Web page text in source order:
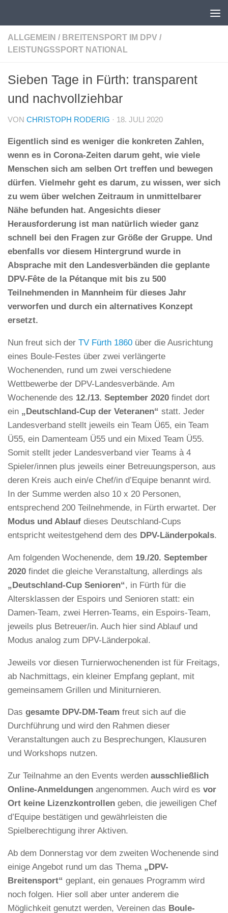
ALLGEMEIN / BREITENSPORT IM DPV /
LEISTUNGSSPORT NATIONAL
Sieben Tage in Fürth: transparent
und nachvollziehbar
VON CHRISTOPH RODERIG · 18. JULI 2020
Eigentlich sind es weniger die konkreten Zahlen,
wenn es in Corona-Zeiten darum geht, wie viele
Menschen sich am selben Ort treffen und bewegen
dürfen. Vielmehr geht es darum, zu wissen, wer sich
zu wem über welchen Zeitraum in unmittelbarer
Nähe befunden hat. Angesichts dieser
Herausforderung ist man natürlich wieder ganz
schnell bei den Fragen zur Größe der Gruppe. Und
ebenfalls vor diesem Hintergrund wurde in
Absprache mit den Landesverbänden die geplante
DPV-Fête de la Pétanque mit bis zu 500
Teilnehmenden in Mannheim für dieses Jahr
verworfen und durch ein alternatives Konzept
ersetzt.
Nun freut sich der TV Fürth 1860 über die Ausrichtung
eines Boule-Festes über zwei verlängerte
Wochenenden, rund um zwei verschiedene
Wettbewerbe der DPV-Landesverbände. Am
Wochenende des 12./13. September 2020 findet dort
ein „Deutschland-Cup der Veteranen“ statt. Jeder
Landesverband stellt jeweils ein Team Ü65, ein Team
Ü55, ein Damenteam Ü55 und ein Mixed Team Ü55.
Somit stellt jeder Landesverband vier Teams à 4
Spieler/innen plus jeweils einer Betreuungsperson, aus
deren Kreis auch ein/e Chef/in d’Equipe benannt wird.
In der Summe werden also 10 x 20 Personen,
entsprechend 200 Teilnehmende, in Fürth erwartet. Der
Modus und Ablauf dieses Deutschland-Cups
entspricht weitestgehend dem des DPV-Länderpokals.
Am folgenden Wochenende, dem 19./20. September
2020 findet die gleiche Veranstaltung, allerdings als
„Deutschland-Cup Senioren“, in Fürth für die
Altersklassen der Espoirs und Senioren statt: ein
Damen-Team, zwei Herren-Teams, ein Espoirs-Team,
jeweils plus Betreuer/in. Auch hier sind Ablauf und
Modus analog zum DPV-Länderpokal.
Jeweils vor diesen Turnierwochenenden ist für Freitags,
ab Nachmittags, ein kleiner Empfang geplant, mit
gemeinsamem Grillen und Miniturnieren.
Das gesamte DPV-DM-Team freut sich auf die
Durchführung und wird den Rahmen dieser
Veranstaltungen auch zu Besprechungen, Klausuren
und Workshops nutzen.
Zur Teilnahme an den Events werden ausschließlich
Online-Anmeldungen angenommen. Auch wird es vor
Ort keine Lizenzkontrollen geben, die jeweiligen Chef
d’Equipe bestätigen und gewährleisten die
Spielberechtigung ihrer Aktiven.
Ab dem Donnerstag vor dem zweiten Wochenende sind
einige Angebot rund um das Thema „DPV-
Breitensport“ geplant, ein genaues Programm wird
noch folgen. Hier soll aber unter anderem die
Möglichkeit genutzt werden, Vereinen das Boule-